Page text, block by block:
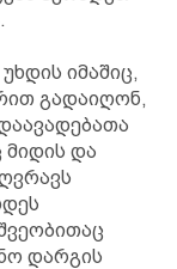
იმაშიც,
გადაიღონ,
და
დარგის